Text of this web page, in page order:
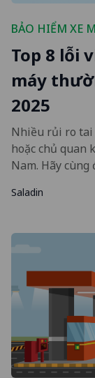
BẢO HIỂM XE
Top 8 lỗi
máy
2025
Nhiều rủi ro
hoặc chủ quan
Nam. Hãy
Saladin